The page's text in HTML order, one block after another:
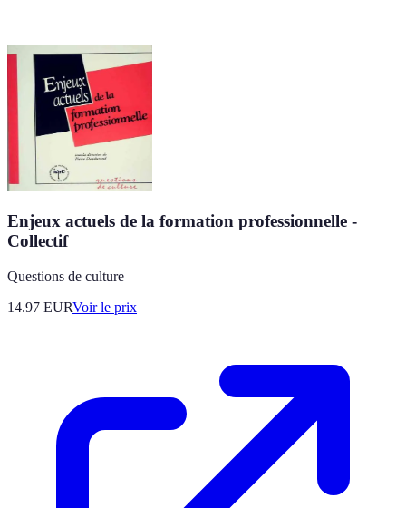
Enjeux actuels de la formation professionnelle -
Collectif
Questions de culture
14.97 EURVoir le prix